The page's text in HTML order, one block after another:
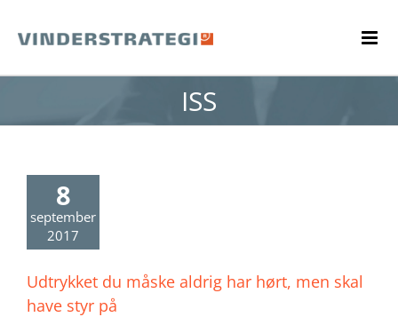
content
ISS
8
september
2017
Udtrykket du måske aldrig har hørt, men skal
have styr på